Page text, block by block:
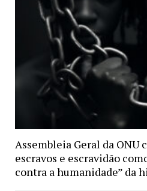
Assembleia Geral da ONU
escravos e escravidão
contra a humanidade” da